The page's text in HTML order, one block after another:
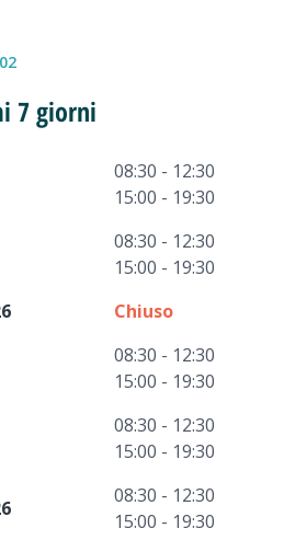
7 giorni
08:30 - 12:30
15:00 - 19:30
08:30 - 12:30
15:00 - 19:30
Chiuso
08:30 - 12:30
15:00 - 19:30
08:30 - 12:30
15:00 - 19:30
08:30 - 12:30
15:00 - 19:30